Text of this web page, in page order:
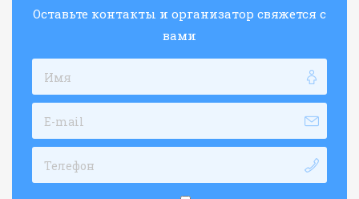
Оставьте контакты и организатор свяжется с
вами